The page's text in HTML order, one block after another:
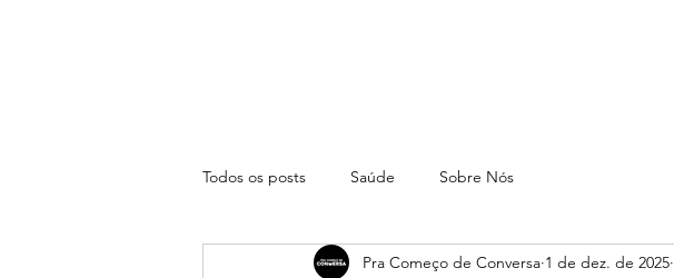
Todos os posts Saúde Sobre Nós
Pra Começo de Conversa 1 de dez. de 2025